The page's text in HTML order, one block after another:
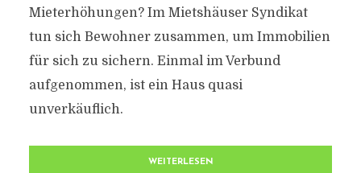
Mieterhöhungen? Im Mietshäuser Syndikat
tun sich Bewohner zusammen, um Immobilien
für sich zu sichern. Einmal im Verbund
aufgenommen, ist ein Haus quasi
unverkäuflich.
WEITERLESEN